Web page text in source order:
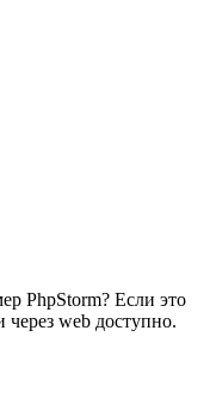
PhpStorm? Если это
через web доступно.